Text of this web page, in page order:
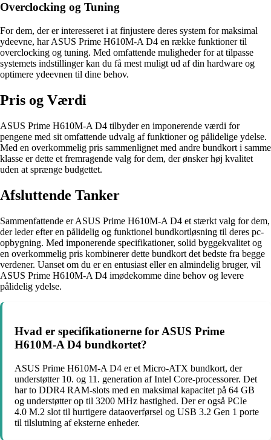
Overclocking og Tuning
For dem, der er interesseret i at finjustere deres system for maksimal
ydeevne, har ASUS Prime H610M-A D4 en række funktioner til
overclocking og tuning. Med omfattende muligheder for at tilpasse
systemets indstillinger kan du få mest muligt ud af din hardware og
optimere ydeevnen til dine behov.
Pris og Værdi
ASUS Prime H610M-A D4 tilbyder en imponerende værdi for
pengene med sit omfattende udvalg af funktioner og pålidelige ydelse.
Med en overkommelig pris sammenlignet med andre bundkort i samme
klasse er dette et fremragende valg for dem, der ønsker høj kvalitet
uden at sprænge budgettet.
Afsluttende Tanker
Sammenfattende er ASUS Prime H610M-A D4 et stærkt valg for dem,
der leder efter en pålidelig og funktionel bundkortløsning til deres pc-
opbygning. Med imponerende specifikationer, solid byggekvalitet og
en overkommelig pris kombinerer dette bundkort det bedste fra begge
verdener. Uanset om du er en entusiast eller en almindelig bruger, vil
ASUS Prime H610M-A D4 imødekomme dine behov og levere
pålidelig ydelse.
Hvad er specifikationerne for ASUS Prime
H610M-A D4 bundkortet?
ASUS Prime H610M-A D4 er et Micro-ATX bundkort, der
understøtter 10. og 11. generation af Intel Core-processorer. Det
har to DDR4 RAM-slots med en maksimal kapacitet på 64 GB
og understøtter op til 3200 MHz hastighed. Der er også PCIe
4.0 M.2 slot til hurtigere dataoverførsel og USB 3.2 Gen 1 porte
til tilslutning af eksterne enheder.